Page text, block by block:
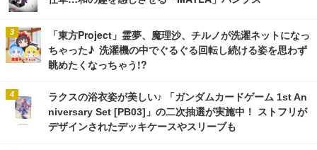
「東方Project」霊夢、魔理沙、チルノが洗濯ネットになっ
ちゃった♪ 洗濯機の中でぐるぐる回転し続ける姿を思わず
眺めたくなっちゃう!?
ラクスの浴衣姿が美しい♪ 「ガンダムカードゲーム 1st An
niversary Set [PB03]」の二次抽選が実施中！ ストフリが
デザインされたデッキケースやスリーブも